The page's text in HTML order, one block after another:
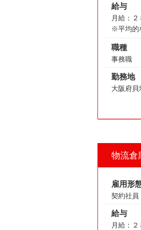
給与
月給：２
※平均的
・時給１
・交通費
職種
事務職
勤務地
大阪府
物流倉
雇用形
契約社員
給与
月給：２